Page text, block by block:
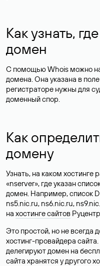
Как узнать,
домен
С помощью Whois можно
домена. Она указана в
регистраторе нужны для
доменный спор.
Как
домену
Узнать, на каком
«nserver», где указан
домен. Например, список
ns5.nic.ru, ns6.nic.ru,
на хостинге сайтов
Это простой, но не всегда
хостинг-провайдера
делегируют домен на
сайта хранятся у другого